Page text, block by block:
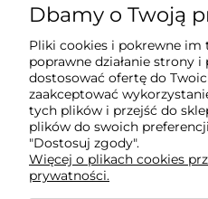
Pomoc
Płatności i dostawa
Informacje
O nas
Dbamy o Twoją
Pliki cookies i pokrewne
poprawne działanie strony
dostosować ofertę do
zaakceptować
tych plików i przejść do
plików do swoich
"Dostosuj zgody".
Więcej o plikach cookies
prywatności.